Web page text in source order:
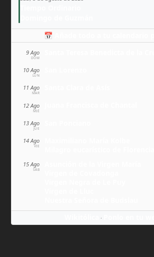
📅 Añade todo a tu calendario
9 Ago
DOM
10 Ago
LUN
11 Ago
MAR
12 Ago
MIÉ
13 Ago
JUE
14 Ago
VIE
15 Ago
SÁB
·